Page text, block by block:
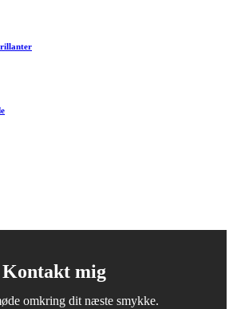
Kontakt mig
omkring dit næste smykke.